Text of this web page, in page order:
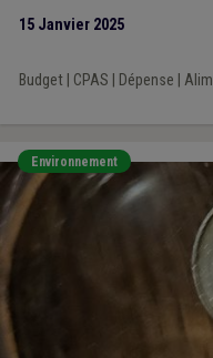
15 Janvier 2025
Budget| CPAS Dépense
Environnement